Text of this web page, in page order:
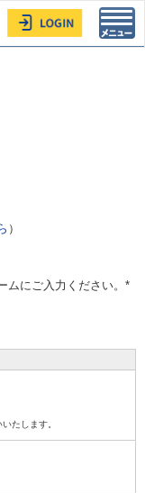
）
ムにご入力ください。*
たします。